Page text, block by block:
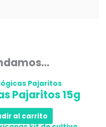
Pajaritos 15g
al carrito